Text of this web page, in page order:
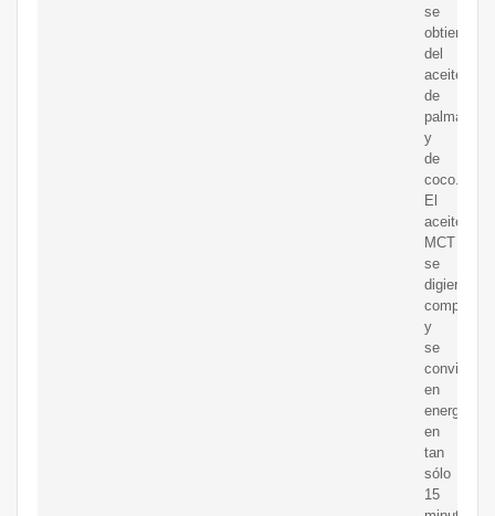
se
obtiene
del
aceite
de
palma
y
de
coco.
El
aceite
MCT
se
digiere
y
se
convierte
en
energía
en
tan
sólo
15